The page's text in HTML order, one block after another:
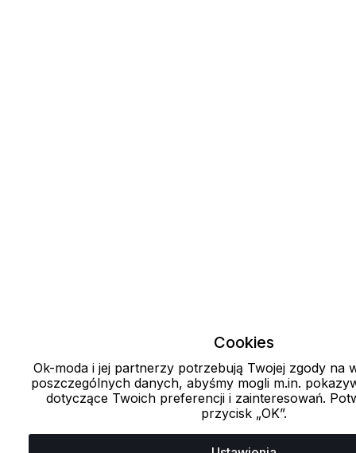
Cookies
Ok-moda i jej partnerzy potrzebują Twojej zgody na
poszczególnych danych, abyśmy mogli m.in.
dotyczące Twoich preferencji i zainteresowań.
przycisk „OK”.